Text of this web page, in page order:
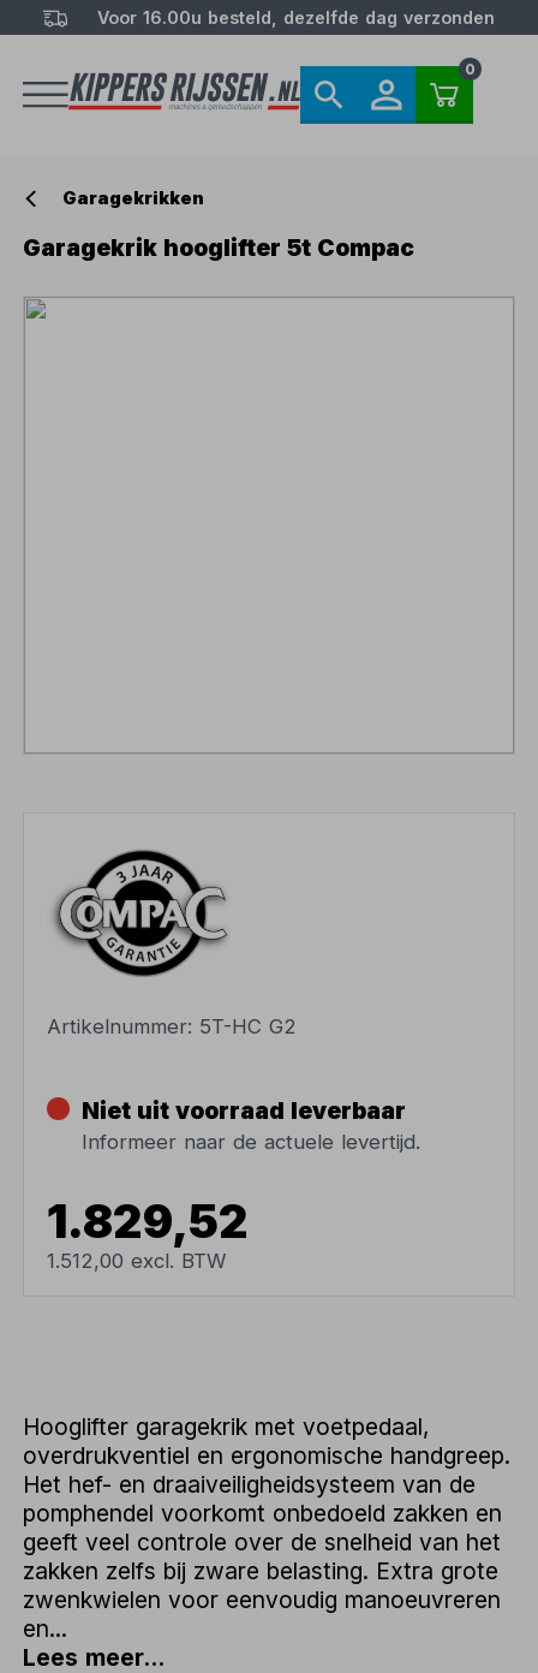
Voor 16.00u besteld, dezelfde dag verzonden
0
Garagekrikken
Garagekrik hooglifter 5t Compac
Artikelnummer: 5T-HC G2
Niet uit voorraad leverbaar
Informeer naar de actuele levertijd.
1.829,52
1.512,00 excl. BTW
Hooglifter garagekrik met voetpedaal,
overdrukventiel en ergonomische handgreep.
Het hef- en draaiveiligheidsysteem van de
pomphendel voorkomt onbedoeld zakken en
geeft veel controle over de snelheid van het
zakken zelfs bij zware belasting. Extra grote
zwenkwielen voor eenvoudig manoeuvreren
en...
Lees meer...